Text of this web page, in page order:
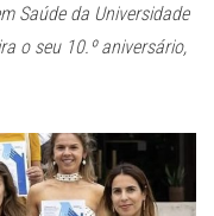
Saúde da Universidade
o seu 10.º aniversário,